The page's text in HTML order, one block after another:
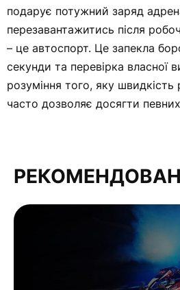
подарує потужний заряд
перезавантажитись після
– це автоспорт. Це запекла
секунди та перевірка власної
розуміння того, яку швидкість
часто дозволяє досягти